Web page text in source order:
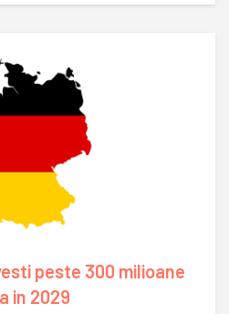
peste 300 milioane
in 2029